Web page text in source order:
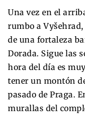
Una vez en el
rumbo a
de una fortaleza
Dorada. Sigue las
hora del día es
tener un montón
pasado de Praga.
murallas del